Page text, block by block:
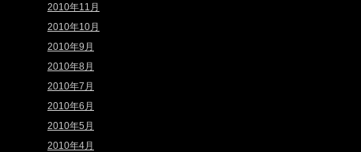
2010年11月
2010年10月
2010年9月
2010年8月
2010年7月
2010年6月
2010年5月
2010年4月